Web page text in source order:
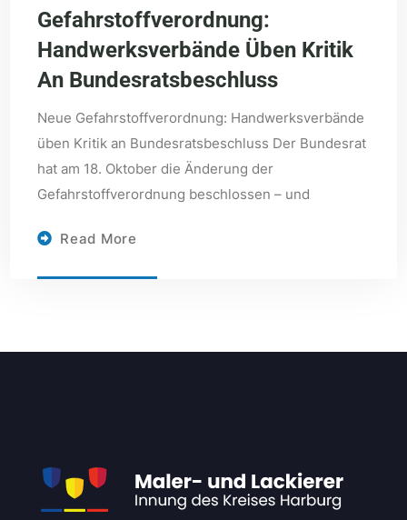
Gefahrstoffverordnung:
Handwerksverbände Üben Kritik
An Bundesratsbeschluss
Neue Gefahrstoffverordnung: Handwerksverbände
üben Kritik an Bundesratsbeschluss Der Bundesrat
hat am 18. Oktober die Änderung der
Gefahrstoffverordnung beschlossen – und
Read More